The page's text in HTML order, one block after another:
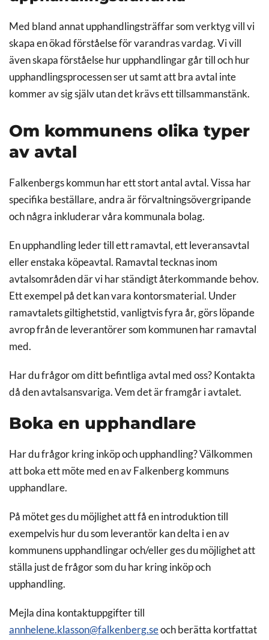
Med bland annat upphandlingsträffar som verktyg vill vi
skapa en ökad förståelse för varandras vardag. Vi vill
även skapa förståelse hur upphandlingar går till och hur
upphandlingsprocessen ser ut samt att bra avtal inte
kommer av sig själv utan det krävs ett tillsammanstänk.
Om kommunens olika typer
av avtal
Falkenbergs kommun har ett stort antal avtal. Vissa har
specifika beställare, andra är förvaltningsövergripande
och några inkluderar våra kommunala bolag.
En upphandling leder till ett ramavtal, ett leveransavtal
eller enstaka köpeavtal. Ramavtal tecknas inom
avtalsområden där vi har ständigt återkommande behov.
Ett exempel på det kan vara kontorsmaterial. Under
ramavtalets giltighetstid, vanligtvis fyra år, görs löpande
avrop från de leverantörer som kommunen har ramavtal
med.
Har du frågor om ditt befintliga avtal med oss? Kontakta
då den avtalsansvariga. Vem det är framgår i avtalet.
Boka en upphandlare
Har du frågor kring inköp och upphandling? Välkommen
att boka ett möte med en av Falkenberg kommuns
upphandlare.
På mötet ges du möjlighet att få en introduktion till
exempelvis hur du som leverantör kan delta i en av
kommunens upphandlingar och/eller ges du möjlighet att
ställa just de frågor som du har kring inköp och
upphandling.
Mejla dina kontaktuppgifter till
annhelene.klasson@falkenberg.seoch berätta kortfattat